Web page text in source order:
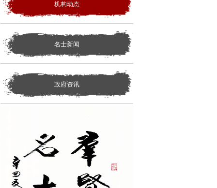
机构动态
名士新闻
政府资讯